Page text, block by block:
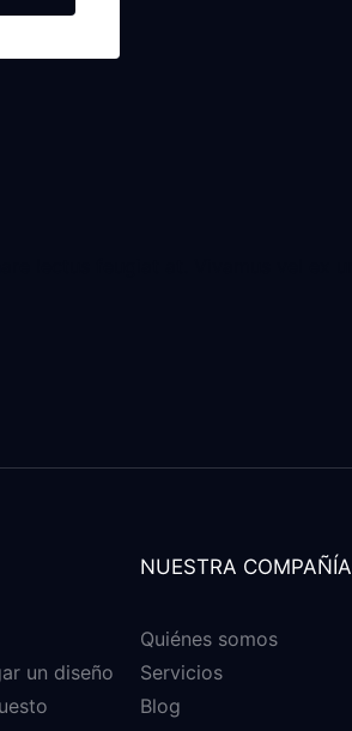
un diseño
NUESTRA COMPAÑÍA
Quiénes somos
Servicios
Blog